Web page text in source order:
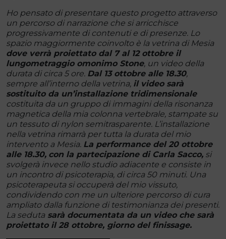
Ho pensato di presentare questo progetto attraverso
un percorso di narrazione che si arricchisce
progressivamente di contenuti e di presenze. Lo
spazio maggiormente coinvolto è la vetrina di Mesia
dove verrà proiettato dal 7 al 12 ottobre il
lungometraggio omonimo Stone, un video della
durata di circa 5 ore. Dal 13 ottobre alle 18.30,
sempre all’interno della vetrina, il video sarà
sostituito da un’installazione tridimensionale
costituita da un gruppo di immagini della risonanza
magnetica della mia colonna vertebrale, stampate su
un tessuto di nylon semitrasparente. L’installazione
nella vetrina rimarrà per tutta la durata del mio
intervento a Mesia. La performance del 20 ottobre
alle 18.30, con la partecipazione di Carla Sacco, si
svolgerà invece nello studio adiacente e consiste in
un incontro di psicoterapia, di circa 50 minuti. Una
psicoterapeuta si occuperà del mio vissuto,
condividendo con me un ulteriore percorso di cura
ampliato dalla funzione di testimonianza dei presenti.
La sedutasarà documentata da un video che sarà
proiettato il 28 ottobre, giorno del finissage.